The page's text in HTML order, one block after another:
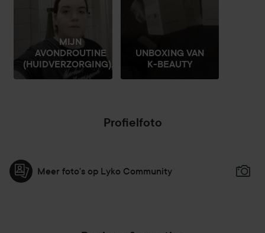
MIJN
AVONDROUTINE
(HUIDVERZORGING)...
UNBOXING VAN
K-BEAUTY
Profielfoto
Meer foto's op Lyko Community